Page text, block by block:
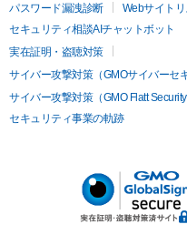
パスワード漏洩診断
Webサイト
セキュリティ相談AIチャットボット
実在証明・盗聴対策
サイバー攻撃対策（GMOサイバーセ
サイバー攻撃対策（GMO Flatt Security
セキュリティ事業の軌跡